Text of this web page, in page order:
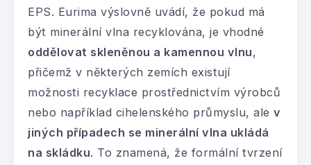
EPS. Eurima výslovně uvádí, že pokud má
být minerální vlna recyklována, je vhodné
oddělovat skleněnou a kamennou vlnu,
přičemž v některých zemích existují
možnosti recyklace prostřednictvím výrobců
nebo například cihelenského průmyslu, ale v
jiných případech se minerální vlna ukládá
na skládku. To znamená, že formální tvrzení